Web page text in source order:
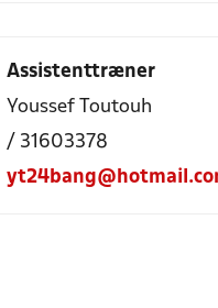
Assistenttræner
Youssef Toutouh
/ 31603378